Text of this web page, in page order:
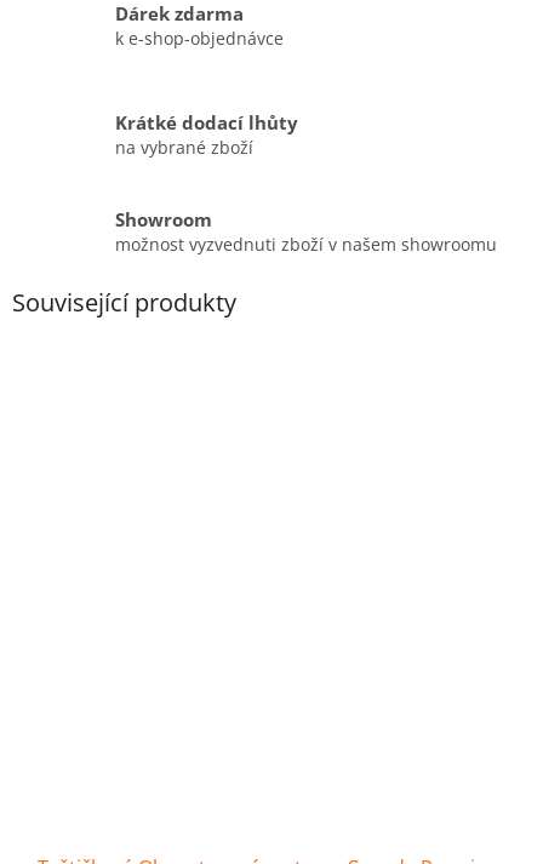
Dárek zdarma
k e-shop-objednávce
Krátké dodací lhůty
na vybrané zboží
Showroom
možnost vyzvednuti zboží v našem showroomu
Související produkty